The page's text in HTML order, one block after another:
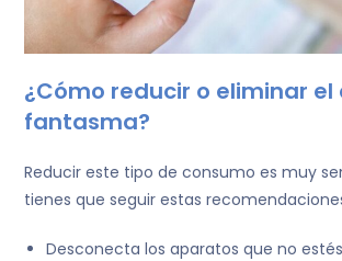
¿Cómo reducir o eliminar el
fantasma?
Reducir este tipo de consumo es muy
tienes que seguir estas
Desconecta los aparatos que no